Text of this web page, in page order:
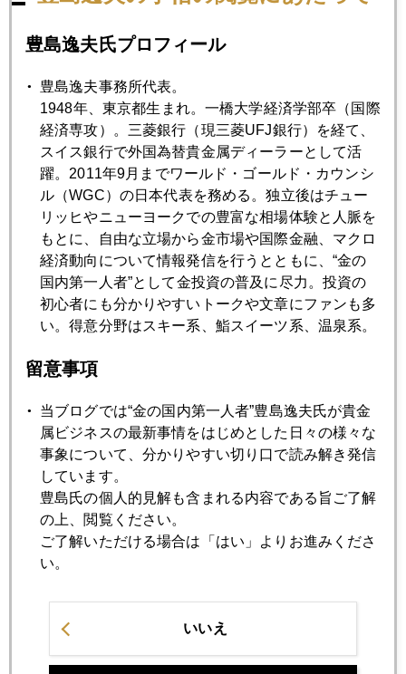
2018年11月28日
米中対談とパウエル講演
2018年11月26日
原油続落 ５０ドル攻防
2018年11月22日
外国人投資家が見る「日産の変」
2018年11月21日
2018年11月20日
フェイスブック危機
2018年11月19日
ＦＲＢ経済誤認リスクに身構える市場
英国ＥＵ離脱、泥沼化
2018年11月15日
豊島逸夫氏プロフィール
豊島逸夫事務所代表。
1948年、東京都生まれ。一橋大学経済学部卒（国際
経済専攻）。三菱銀行（現三菱UFJ銀行）を経て、
スイス銀行で外国為替貴金属ディーラーとして活
躍。2011年9月までワールド・ゴールド・カウンシ
ル（WGC）の日本代表を務める。独立後はチュー
リッヒやニューヨークでの豊富な相場体験と人脈を
もとに、自由な立場から金市場や国際金融、マクロ
経済動向について情報発信を行うとともに、“金の
国内第一人者”として金投資の普及に尽力。投資の
初心者にも分かりやすいトークや文章にファンも多
い。得意分野はスキー系、鮨スイーツ系、温泉系。
留意事項
当ブログでは“金の国内第一人者”豊島逸夫氏が貴金
属ビジネスの最新事情をはじめとした日々の様々な
事象について、分かりやすい切り口で読み解き発信
しています。
豊島氏の個人的見解も含まれる内容である旨ご了解
の上、閲覧ください。
ご了解いただける場合は「はい」よりお進みくださ
い。
いいえ